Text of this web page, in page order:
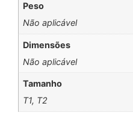
Peso
Não aplicável
Dimensões
Não aplicável
Tamanho
T1, T2